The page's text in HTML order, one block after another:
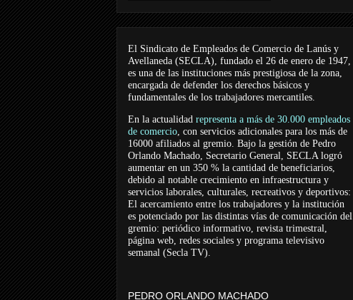
El Sindicato de Empleados de Comercio de Lanús y
Avellaneda (SECLA), fundado el 26 de enero de 1947,
es una de las instituciones más prestigiosa de la zona,
encargada de defender los derechos básicos y
fundamentales de los trabajadores mercantiles.
En la actualidad representa a más de 30.000 empleados
de comercio, con servicios adicionales para los más de
16000 afiliados al gremio. Bajo la gestión de Pedro
Orlando Machado, Secretario General, SECLA logró
aumentar en un 350 % la cantidad de beneficiarios,
debido al notable crecimiento en infraestructura y
servicios laborales, culturales, recreativos y deportivos:
El acercamiento entre los trabajadores y la institución
es potenciado por las distintas vías de comunicación del
gremio: periódico informativo, revista trimestral,
página web, redes sociales y programa televisivo
semanal (Secla TV).
PEDRO ORLANDO MACHADO